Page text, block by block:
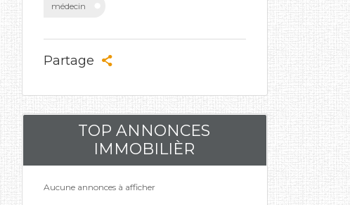
médecin
Partage
TOP ANNONCES
IMMOBILIÈR
Aucune annonces à afficher